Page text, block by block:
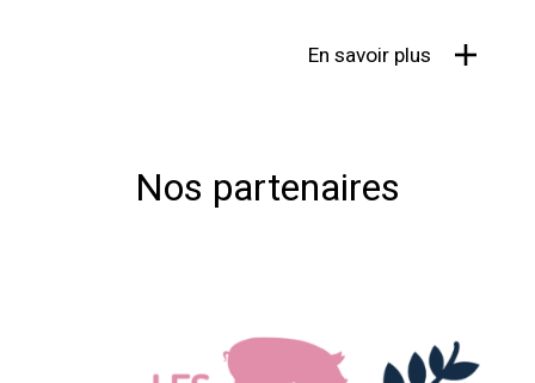
En savoir plus
Nos partenaires